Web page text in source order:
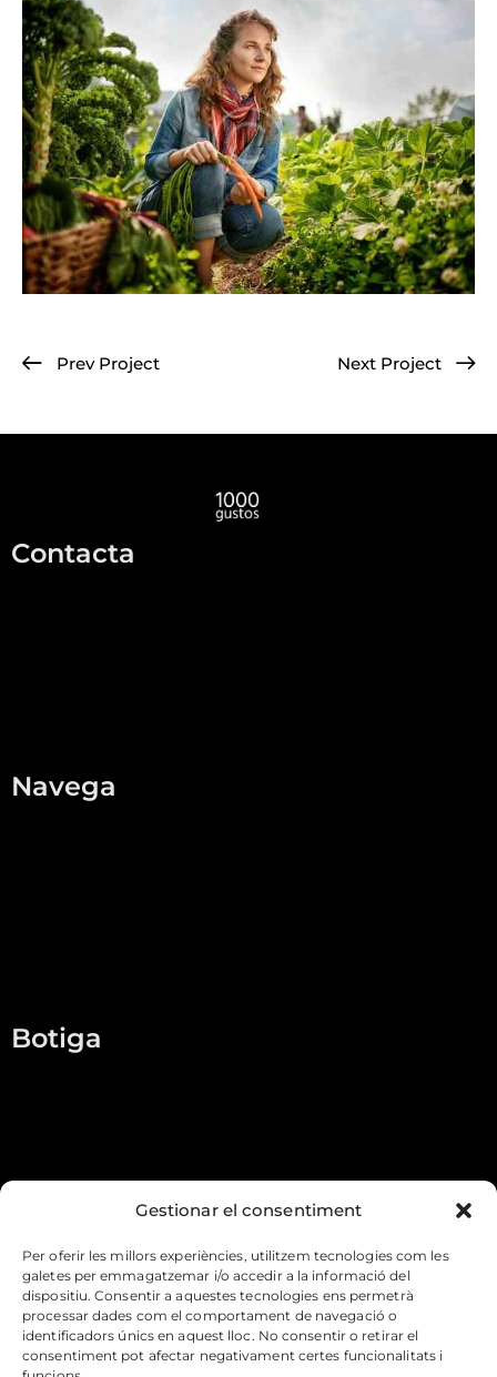
Gestionar el consentiment
Per oferir les millors experiències, utilitzem tecnologies com les
galetes per emmagatzemar i/o accedir a la informació del
dispositiu. Consentir a aquestes tecnologies ens permetrà
processar dades com el comportament de navegació o
identificadors únics en aquest lloc. No consentir o retirar el
consentiment pot afectar negativament certes funcionalitats i
Prev Project Next Project
Contacta
Navega
Botiga
Codonyat
Informació
Condicions de compra i envios